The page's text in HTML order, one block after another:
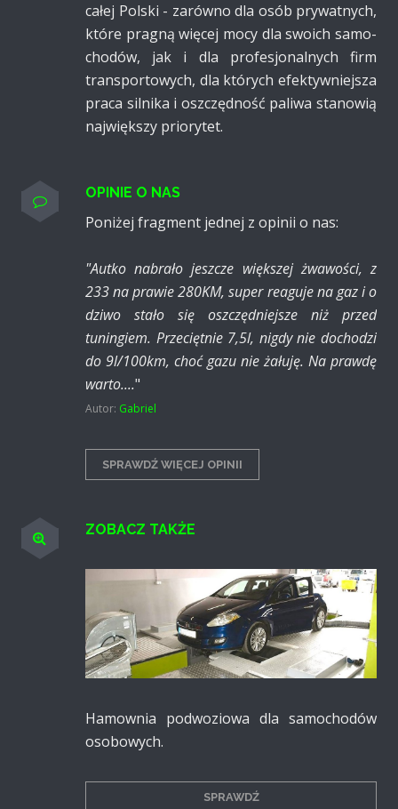
całej Polski - zarówno dla osób pry­watnych,
które pragną więcej mocy dla swoich samo­
chodów, jak i dla profesjo­nalnych firm
transpor­towych, dla których efektyw­niejsza
praca silnika i oszczę­dność paliwa stanowią
naj­większy priorytet.
OPINIE O NAS
Poniżej fragment jednej z opinii o nas:
"Autko nabrało jeszcze większej żwawości, z
233 na prawie 280KM, super reaguje na gaz i o
dziwo stało się oszczędniejsze niż przed
tuningiem. Przeciętnie 7,5l, nigdy nie dochodzi
do 9l/100km, choć gazu nie żałuję. Na prawdę
warto...."
Autor: Gabriel
SPRAWDŹ WIĘCEJ OPINII
ZOBACZ TAKŻE
Hamownia podwoziowa dla samocho­dów
osobowych.
SPRAWDŹ